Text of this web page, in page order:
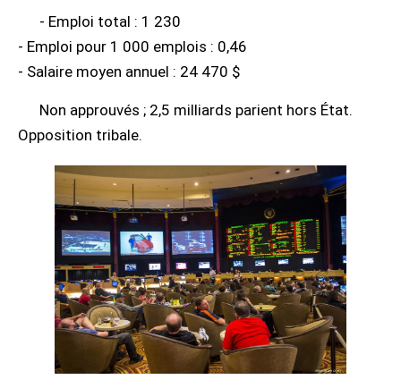
- Emploi total : 1 230
- Emploi pour 1 000 emplois : 0,46
- Salaire moyen annuel : 24 470 $
Non approuvés ; 2,5 milliards parient hors État.
Opposition tribale.